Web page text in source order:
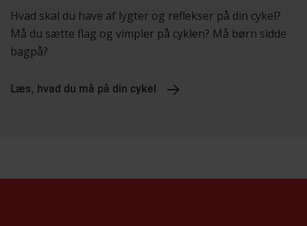
Hvad skal du have af lygter og reflekser på din cykel?
Må du sætte flag og vimpler på cyklen? Må børn sidde
bagpå?
Læs, hvad du må på din cykel